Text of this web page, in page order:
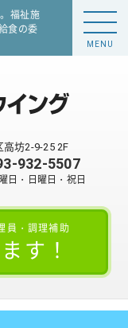
福祉施
食の委
坊2-9-25 2F
932-5507
日・日曜日・祝日
員・調理補助
す！
MENU